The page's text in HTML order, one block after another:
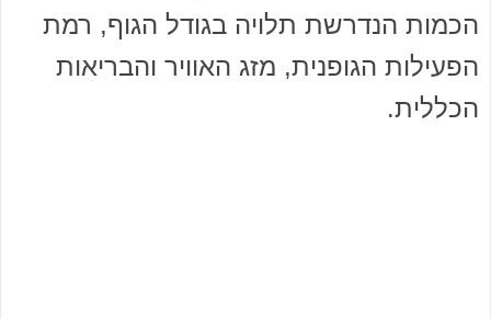
הכמות הנדרשת תלויה בגודל הגוף, רמת
הפעילות הגופנית, מזג האוויר והבריאות
הכללית.